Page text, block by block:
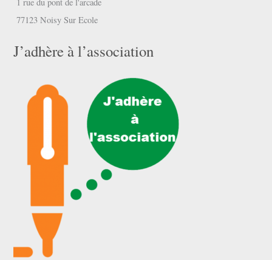
77123 Noisy Sur Ecole
J’adhère à l’association